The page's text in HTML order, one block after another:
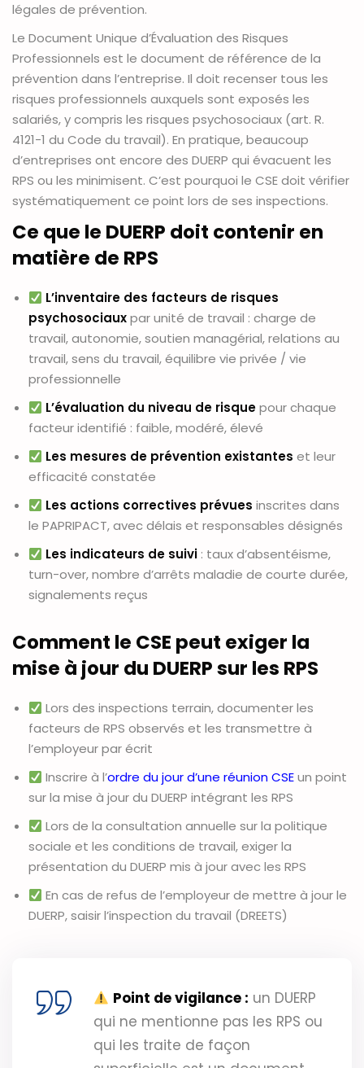
légales de prévention.
Le Document Unique d’Évaluation des Risques
Professionnels est le document de référence de la
prévention dans l’entreprise. Il doit recenser tous les
risques professionnels auxquels sont exposés les
salariés, y compris les risques psychosociaux (art. R.
4121-1 du Code du travail). En pratique, beaucoup
d’entreprises ont encore des DUERP qui évacuent les
RPS ou les minimisent. C’est pourquoi le CSE doit vérifier
systématiquement ce point lors de ses inspections.
Ce que le DUERP doit contenir en
matière de RPS
L’inventaire des facteurs de risques
psychosociauxpar unité de travail : charge de
travail, autonomie, soutien managérial, relations au
travail, sens du travail, équilibre vie privée / vie
professionnelle
L’évaluation du niveau de risquepour chaque
facteur identifié : faible, modéré, élevé
Les mesures de prévention existantes et leur
efficacité constatée
Les actions correctives prévues inscrites dans
le PAPRIPACT, avec délais et responsables désignés
Les indicateurs de suivi : taux d’absentéisme,
turn-over, nombre d’arrêts maladie de courte durée,
signalements reçus
Comment le CSE peut exiger la
mise à jour du DUERP sur les RPS
Lors des inspections terrain, documenter les
facteurs de RPS observés et les transmettre à
l’employeur par écrit
Inscrire à l’ordre du jour d’une réunion CSEun point
sur la mise à jour du DUERP intégrant les RPS
Lors de la consultation annuelle sur la politique
sociale et les conditions de travail, exiger la
présentation du DUERP mis à jour avec les RPS
En cas de refus de l’employeur de mettre à jour le
DUERP, saisir l’inspection du travail (DREETS)
Point de vigilance : un DUERP
qui ne mentionne pas les RPS ou
qui les traite de façon